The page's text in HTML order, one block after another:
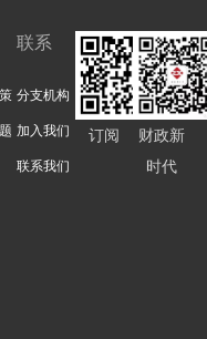
联系
分支机构
加入我们
联系我们
订阅
财政新
时代